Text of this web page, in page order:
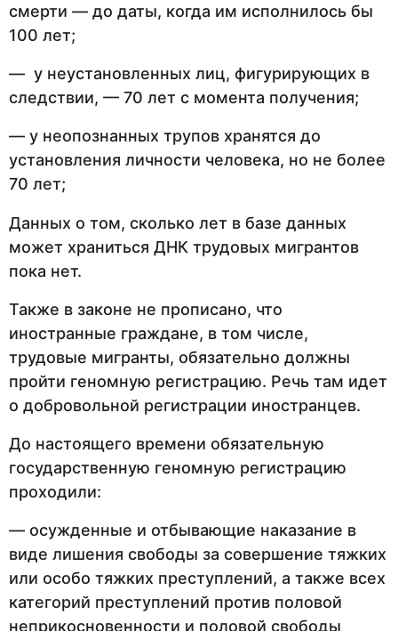
смерти — до даты, когда им исполнилось бы
100 лет;
— у неустановленных лиц, фигурирующих в
следствии, — 70 лет с момента получения;
— у неопознанных трупов хранятся до
установления личности человека, но не более
70 лет;
Данных о том, сколько лет в базе данных
может храниться ДНК трудовых мигрантов
пока нет.
Также в законе не прописано, что
иностранные граждане, в том числе,
трудовые мигранты, обязательно должны
пройти геномную регистрацию. Речь там идет
о добровольной регистрации иностранцев.
До настоящего времени обязательную
государственную геномную регистрацию
проходили:
— осужденные и отбывающие наказание в
виде лишения свободы за совершение тяжких
или особо тяжких преступлений, а также всех
категорий преступлений против половой
неприкосновенности и половой свободы